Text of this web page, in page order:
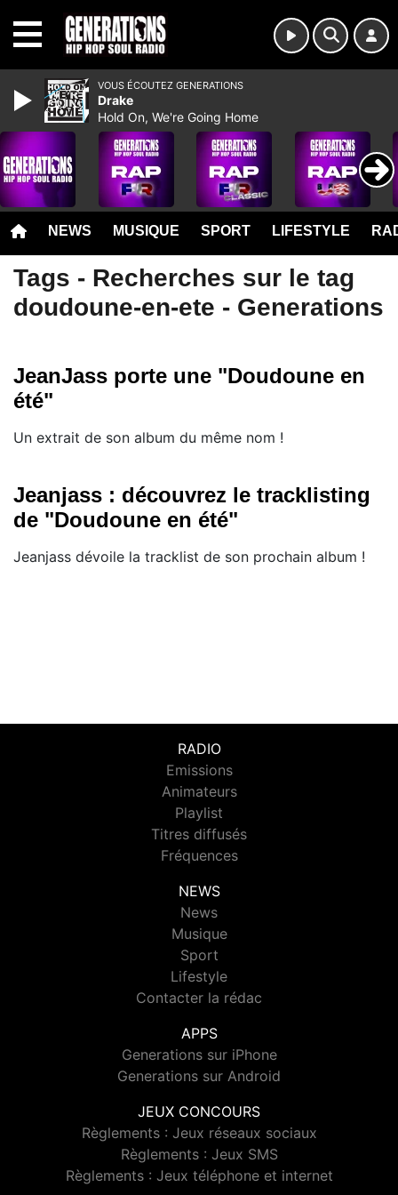
NEWS MUSIQUE SPORT LIFESTYLE
Tags - Recherches sur le tag
doudoune-en-ete - Generations
JeanJass porte une "Doudoune en
été"
Un extrait de son album du même nom !
Jeanjass : découvrez le tracklisting
de "Doudoune en été"
Jeanjass dévoile la tracklist de son prochain album !
RADIO
Emissions
Animateurs
Playlist
Titres diffusés
Fréquences
NEWS
News
Musique
Sport
Lifestyle
Contacter la rédac
APPS
Generations sur iPhone
Generations sur Android
JEUX CONCOURS
Règlements : Jeux réseaux sociaux
Règlements : Jeux SMS
Règlements : Jeux téléphone et internet
VOUS ÉCOUTEZ GENERATIONS
Drake
Hold On, We're Going Home